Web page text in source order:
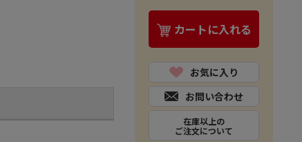
カートに入れる
お気に入り
お問い合わせ
在庫以上の
ご注文について